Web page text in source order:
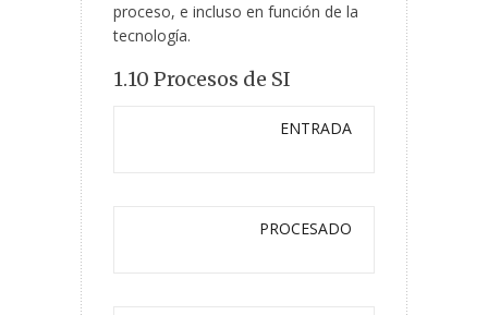
proceso, e incluso en función de la
tecnología.
1.10 Procesos de SI
ENTRADA
PROCESADO